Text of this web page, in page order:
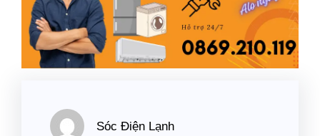
Sóc Điện Lạnh